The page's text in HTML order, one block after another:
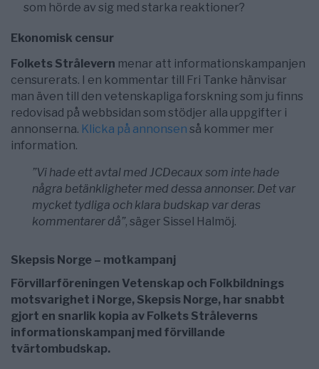
som hörde av sig med starka reaktioner?
Ekonomisk censur
Folkets Strålevern menar att informationskampanjen
censurerats. I en kommentar till Fri Tanke hänvisar
man även till den vetenskapliga forskning som ju finns
redovisad på webbsidan som stödjer alla uppgifter i
annonserna. Klicka på annonsen så kommer mer
information.
”Vi hade ett avtal med JCDecaux som inte hade
några betänkligheter med dessa annonser. Det var
mycket tydliga och klara budskap var deras
kommentarer då”, säger Sissel Halmöj.
Skepsis Norge – motkampanj
Förvillarföreningen Vetenskap och Folkbildnings
motsvarighet i Norge, Skepsis Norge, har snabbt
gjort en snarlik kopia av Folkets Stråleverns
informationskampanj med förvillande
tvärtombudskap.